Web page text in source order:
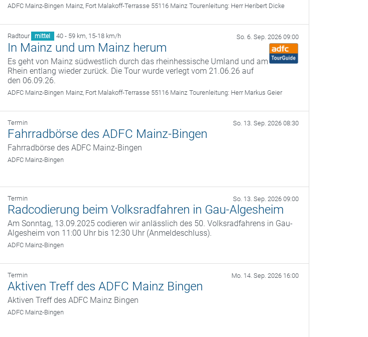
ADFC Mainz-Bingen Mainz, Fort Malakoff-Terrasse 55116 Mainz Tourenleitung: Herr Heribert Dicke
Radtour mittel 40 - 59 km, 15-18 km/h So. 6. Sep. 2026 09:00
In Mainz und um Mainz herum
Es geht von Mainz südwestlich durch das rheinhessische Umland und am
Rhein entlang wieder zurück. Die Tour wurde verlegt vom 21.06.26 auf
den 06.09.26.
ADFC Mainz-Bingen Mainz, Fort Malakoff-Terrasse 55116 Mainz Tourenleitung: Herr Markus Geier
Termin So. 13. Sep. 2026 08:30
Fahrradbörse des ADFC Mainz-Bingen
Fahrradbörse des ADFC Mainz-Bingen
ADFC Mainz-Bingen
Termin So. 13. Sep. 2026 09:00
Radcodierung beim Volksradfahren in Gau-Algesheim
Am Sonntag, 13.09.2025 codieren wir anlässlich des 50. Volksradfahrens in Gau-
Algesheim von 11:00 Uhr bis 12:30 Uhr (Anmeldeschluss).
ADFC Mainz-Bingen
Termin Mo. 14. Sep. 2026 16:00
Aktiven Treff des ADFC Mainz Bingen
Aktiven Treff des ADFC Mainz Bingen
ADFC Mainz-Bingen